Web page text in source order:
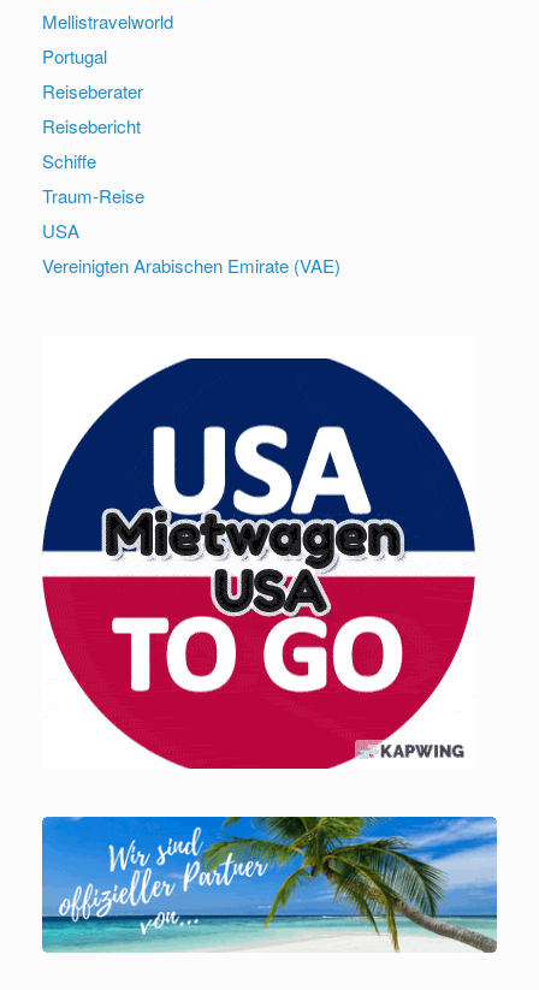
Mellistravelworld
Portugal
Reiseberater
Reisebericht
Schiffe
Traum-Reise
USA
Vereinigten Arabischen Emirate (VAE)